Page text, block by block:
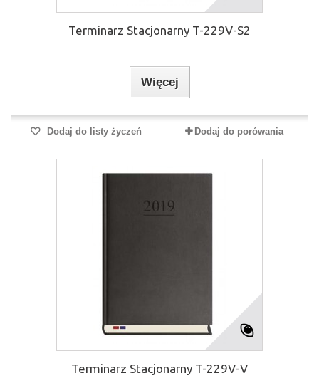
Terminarz Stacjonarny T-229V-S2
Więcej
Dodaj do listy życzeń Dodaj do porówania
Terminarz Stacjonarny T-229V-V